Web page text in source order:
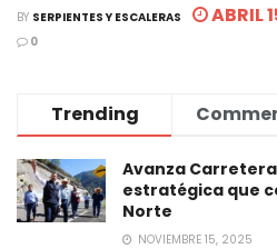
BY SERPIENTES Y ESCALERAS ABRIL
0
Trending
Avanza
estratégica que
Norte
NOVIEMBRE 15, 2025